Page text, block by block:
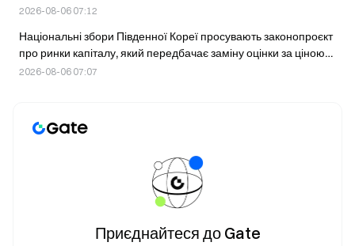
посилаючись на його неконституційність.
2026-08-06 07:12
Національні збори Південної Кореї просувають законопроєкт
про ринки капіталу, який передбачає заміну оцінки за ціною
акцій на справедливу оцінку під час злиттів.
2026-08-06 07:07
Приєднайтеся до Gate